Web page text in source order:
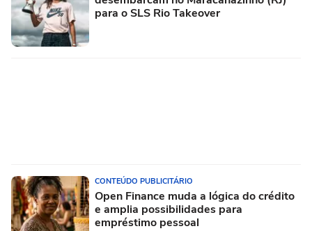
para o SLS Rio Takeover
CONTEÚDO PUBLICITÁRIO
Open Finance muda a lógica do crédito
e amplia possibilidades para
empréstimo pessoal